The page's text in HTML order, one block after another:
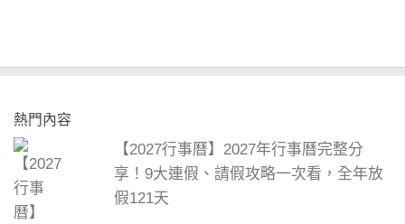
熱門內容
【2027行事曆】2027年行事曆完整分
享！9大連假、請假攻略一次看，全年放
假121天